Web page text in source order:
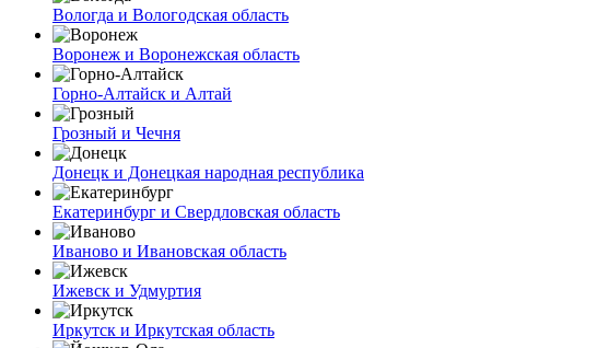
Вологда и Вологодская область
Воронеж и Воронежская область
Горно-Алтайск и Алтай
Грозный и Чечня
Донецк и Донецкая народная республика
Екатеринбург и Свердловская область
Иваново и Ивановская область
Ижевск и Удмуртия
Иркутск и Иркутская область